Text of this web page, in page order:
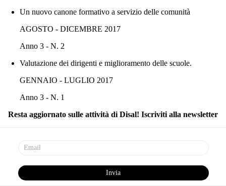
Un nuovo canone formativo a servizio delle comunità
AGOSTO - DICEMBRE 2017
Anno 3 - N. 2
Valutazione dei dirigenti e miglioramento delle scuole.
GENNAIO - LUGLIO 2017
Anno 3 - N. 1
Resta aggiornato sulle attività di Disal! Iscriviti alla newsletter